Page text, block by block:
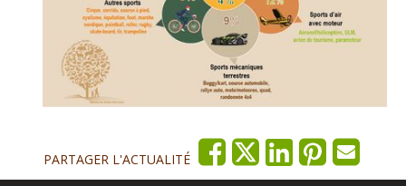
PARTAGER L'ACTUALITÉ